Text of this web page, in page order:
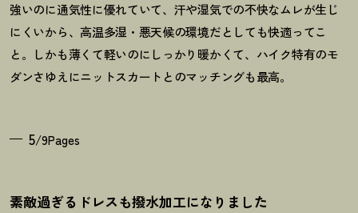
強いのに通気性に優れていて、汗や湿気での不快なムレが生じ
にくいから、高温多湿・悪天候の環境だとしても快適ってこ
と。しかも薄くて軽いのにしっかり暖かくて、ハイク特有のモ
ダンさゆえにニットスカートとのマッチングも最高。
5/9Pages
素敵過ぎるドレスも撥水加工になりました